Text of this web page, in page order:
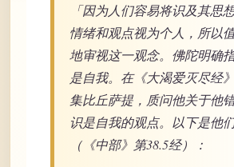
「因为人们容易将识及其思
情绪和观点视为个人，所以
地审视这一观念。佛陀明确
是自我。在《大渴爱灭尽经
集比丘萨提，质问他关于他
识是自我的观点。以下是他
（《中部》第38.5经）：